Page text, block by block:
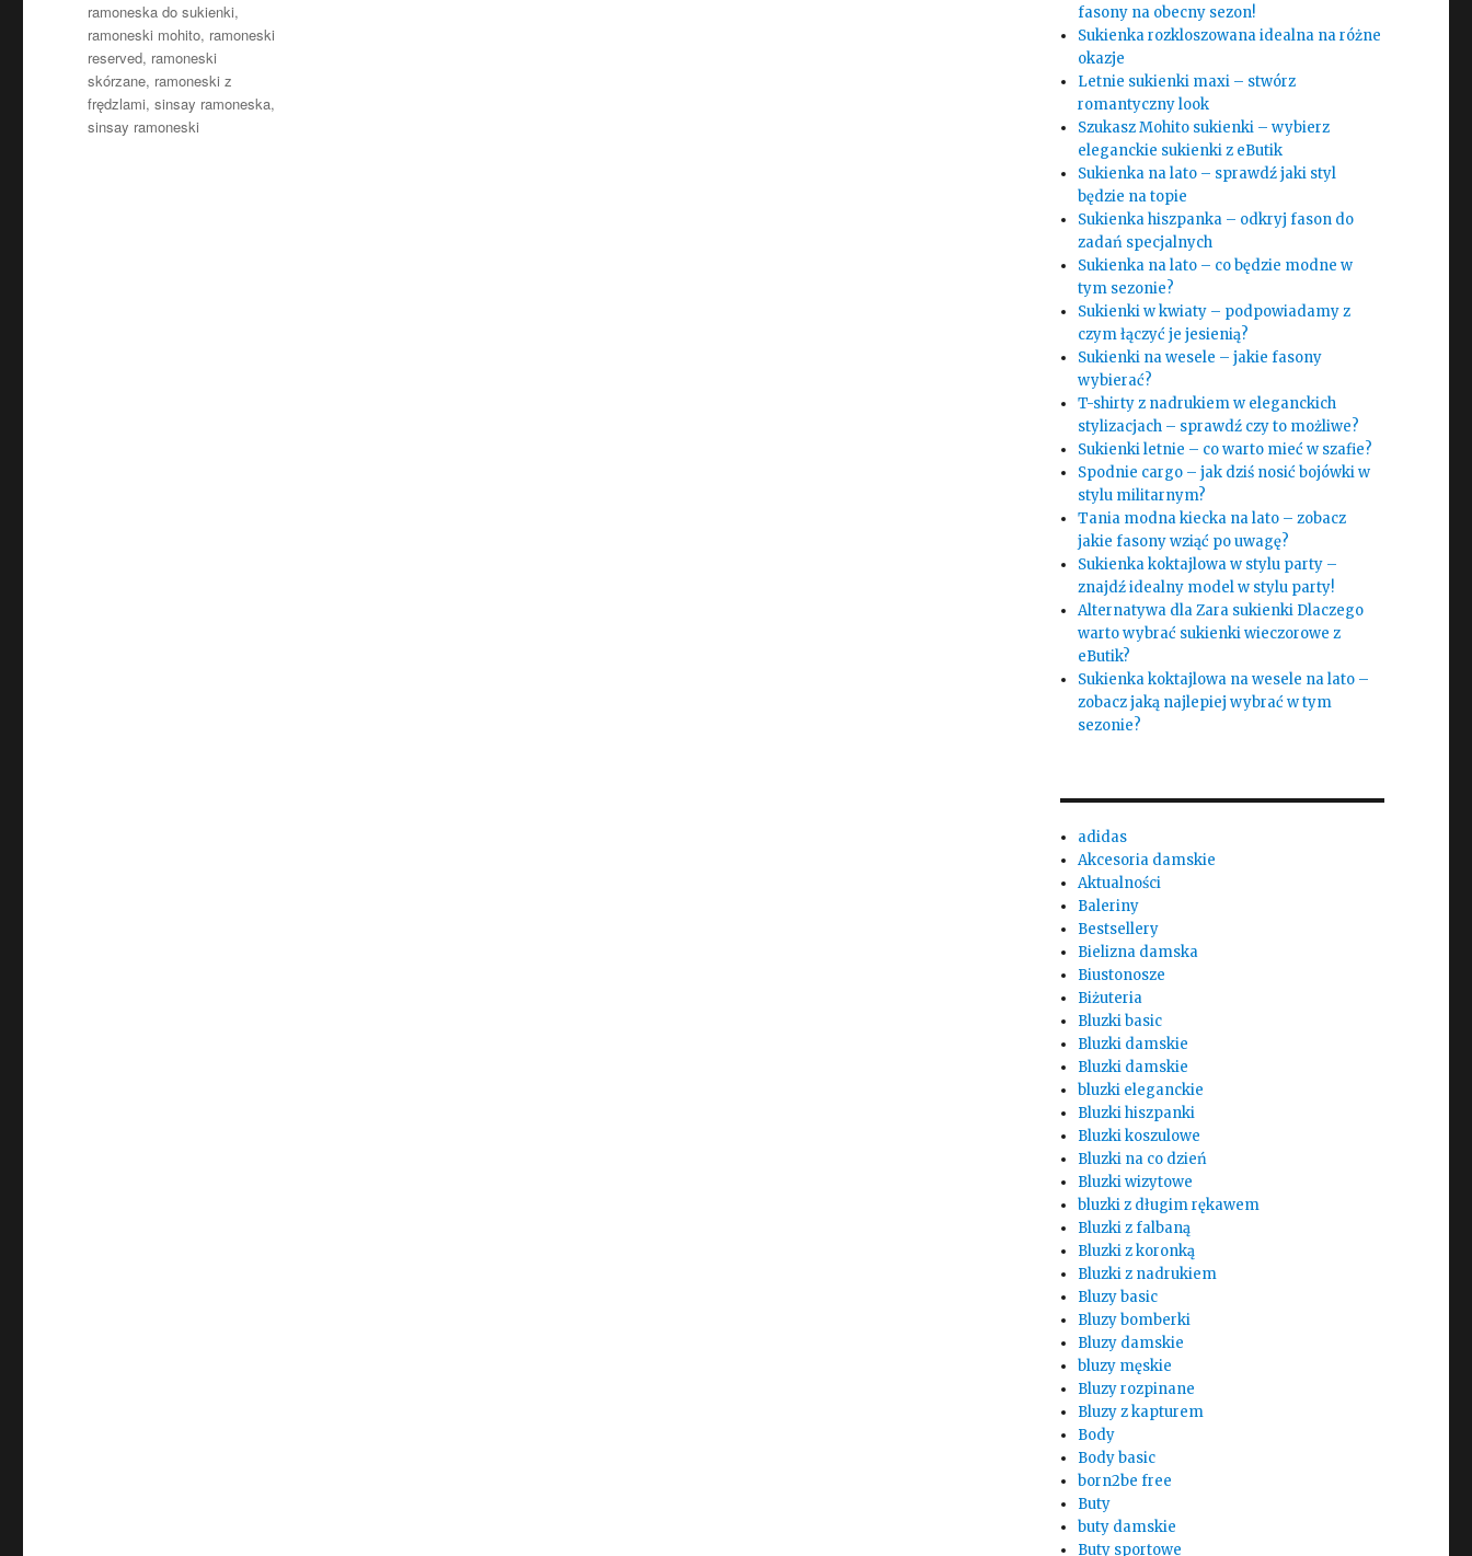
ramoneska do sukienki,
ramoneski mohito, ramoneski
reserved, ramoneski
skórzane, ramoneski z
frędzlami,sinsay ramoneska,
sinsay ramoneski
fasony na obecny sezon!
Sukienka rozkloszowana idealna na różne
okazje
Letnie sukienki maxi – stwórz
romantyczny look
Szukasz Mohito sukienki – wybierz
eleganckie sukienki z eButik
Sukienka na lato – sprawdź jaki styl
będzie na topie
Sukienka hiszpanka – odkryj fason do
zadań specjalnych
Sukienka na lato – co będzie modne w
tym sezonie?
Sukienki w kwiaty – podpowiadamy z
czym łączyć je jesienią?
Sukienki na wesele – jakie fasony
wybierać?
T-shirty z nadrukiem w eleganckich
stylizacjach – sprawdź czy to możliwe?
Sukienki letnie – co warto mieć w szafie?
Spodnie cargo – jak dziś nosić bojówki w
stylu militarnym?
Tania modna kiecka na lato – zobacz
jakie fasony wziąć po uwagę?
Sukienka koktajlowa w stylu party –
znajdź idealny model w stylu party!
Alternatywa dla Zara sukienki Dlaczego
warto wybrać sukienki wieczorowe z
eButik?
Sukienka koktajlowa na wesele na lato –
zobacz jaką najlepiej wybrać w tym
sezonie?
adidas
Akcesoria damskie
Aktualności
Baleriny
Bestsellery
Bielizna damska
Biustonosze
Biżuteria
Bluzki basic
Bluzki damskie
Bluzki damskie
bluzki eleganckie
Bluzki hiszpanki
Bluzki koszulowe
Bluzki na co dzień
Bluzki wizytowe
bluzki z długim rękawem
Bluzki z falbaną
Bluzki z koronką
Bluzki z nadrukiem
Bluzy basic
Bluzy bomberki
Bluzy damskie
bluzy męskie
Bluzy rozpinane
Bluzy z kapturem
Body
Body basic
born2be free
Buty
buty damskie
Buty sportowe